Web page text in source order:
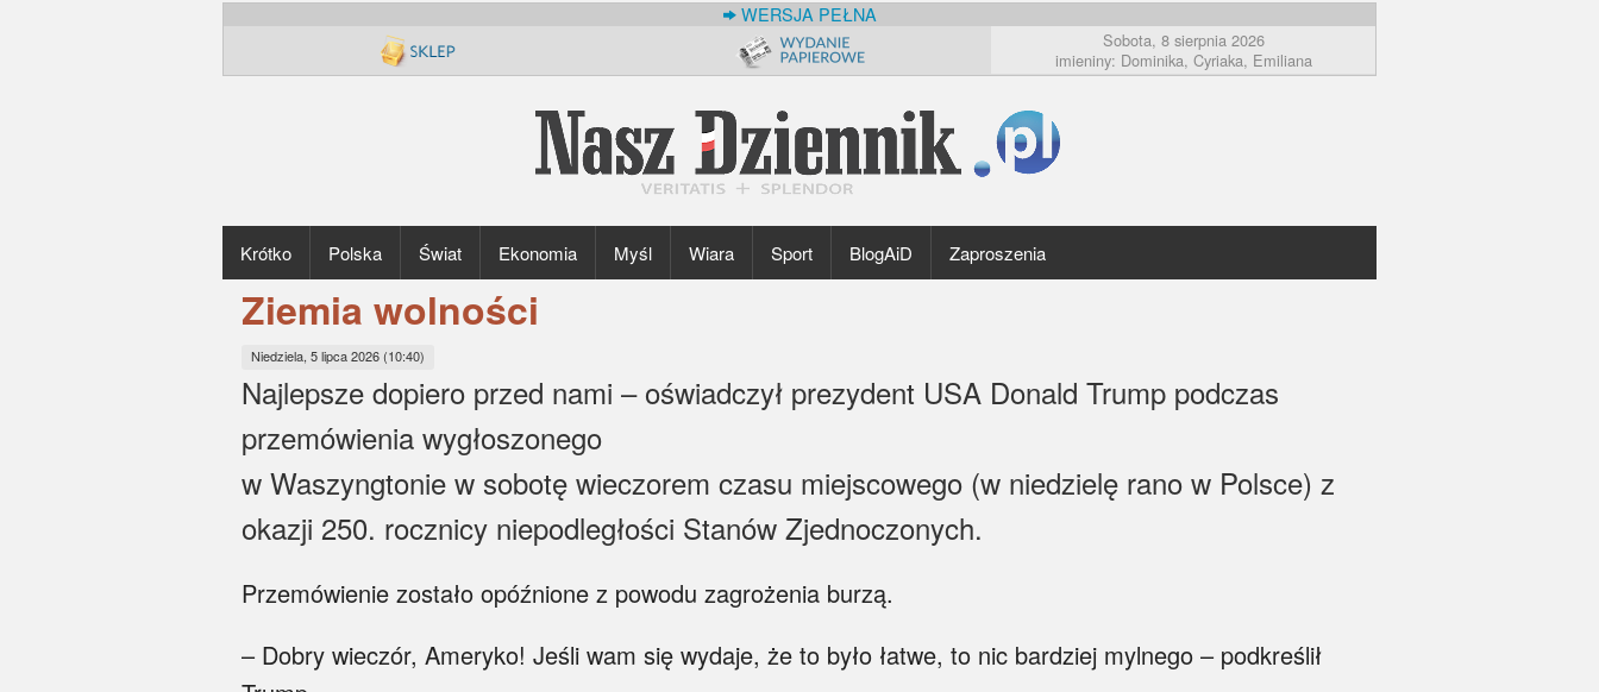
WERSJA PEŁNA
Sobota, 8 sierpnia 2026
imieniny: Dominika, Cyriaka, Emiliana
Krótko Polska Świat Ekonomia Myśl Wiara Sport BlogAiD Zaproszenia
Ziemia wolności
Niedziela, 5 lipca 2026 (10:40)
Najlepsze dopiero przed nami – oświadczył prezydent USA Donald Trump podczas
przemówienia wygłoszonego
w Waszyngtonie w sobotę wieczorem czasu miejscowego (w niedzielę rano w Polsce) z
okazji 250. rocznicy niepodległości Stanów Zjednoczonych.
Przemówienie zostało opóźnione z powodu zagrożenia burzą.
– Dobry wieczór, Ameryko! Jeśli wam się wydaje, że to było łatwe, to nic bardziej mylnego – podkreślił